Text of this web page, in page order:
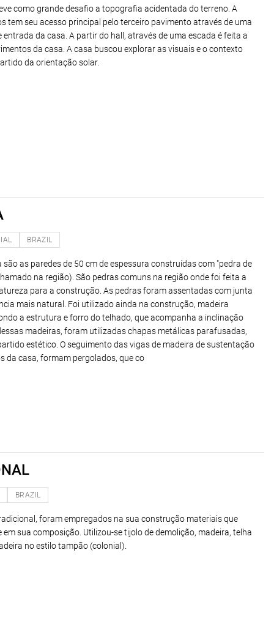
como grande desafio a topografia acidentada do terreno. A
tem seu acesso principal pelo terceiro pavimento através de uma
entrada da casa. A partir do hall, através de uma escada é feita a
da casa. A casa buscou explorar as visuais e o contexto
da orientação solar.
BRAZIL
são as paredes de 50 cm de espessura construídas com "pedra de
na região). São pedras comuns na região onde foi feita a
para a construção. As pedras foram assentadas com junta
mais natural. Foi utilizado ainda na construção, madeira
a estrutura e forro do telhado, que acompanha a inclinação
madeiras, foram utilizadas chapas metálicas parafusadas,
estético. O seguimento das vigas de madeira de sustentação
da casa, formam pergolados, que co
BRAZIL
foram empregados na sua construção materiais que
sua composição. Utilizou-se tijolo de demolição, madeira, telha
no estilo tampão (colonial).